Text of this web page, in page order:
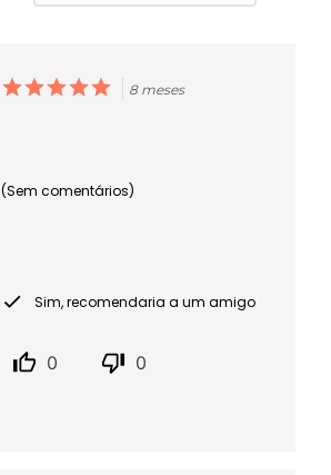
8 meses
(Sem comentários)
Sim, recomendaria a um amigo
0 0